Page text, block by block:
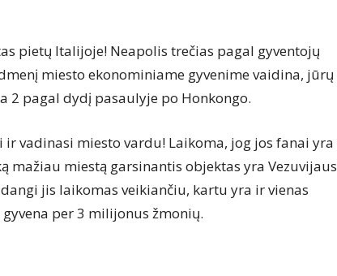
pietų Italijoje! Neapolis trečias pagal gyventojų
miesto ekonominiame gyvenime vaidina, jūrų
2 pagal dydį pasaulyje po Honkongo.
vadinasi miesto vardu! Laikoma, jog jos fanai yra
mažiau miestą garsinantis objektas yra Vezuvijaus
jis laikomas veikiančiu, kartu yra ir vienas
per 3 milijonus žmonių.